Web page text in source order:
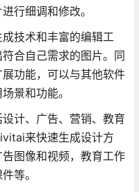
行细调和修改。
技术和丰富的编辑工
合自己需求的图片。同
功能，可以与其他软件
景和功能。
计、广告、营销、教育
来快速生成设计方
图像和视频，教育工作
等。